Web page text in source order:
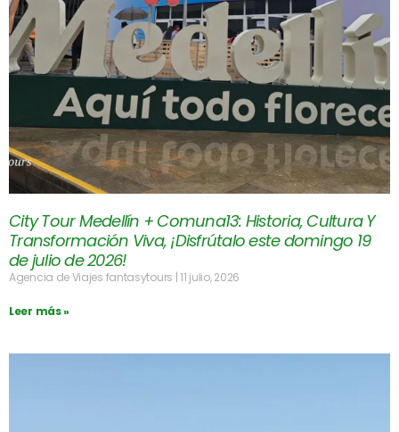
City Tour Medellín + Comuna13: Historia, Cultura Y
Transformación Viva, ¡Disfrútalo este domingo 19
de julio de 2026!
Agencia de Viajes fantasytours 11 julio, 2026
Leer más »